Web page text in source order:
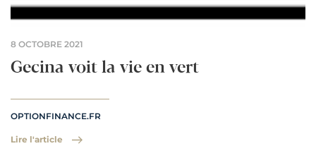
8 OCTOBRE 2021
Gecina voit la vie en vert
OPTIONFINANCE.FR
Lire l'article